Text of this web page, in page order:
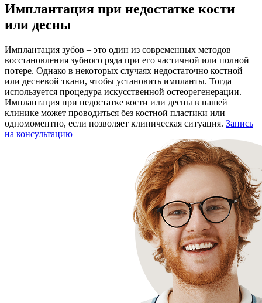
Имплантация при недостатке кости
или десны
Имплантация зубов – это один из современных методов
восстановления зубного ряда при его частичной или полной
потере. Однако в некоторых случаях недостаточно костной
или десневой ткани, чтобы установить импланты. Тогда
используется процедура искусственной остеорегенерации.
Имплантация при недостатке кости или десны в нашей
клинике может проводиться без костной пластики или
одномоментно, если позволяет клиническая ситуация. Запись
на консультацию